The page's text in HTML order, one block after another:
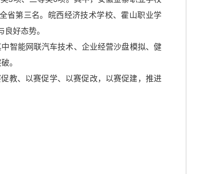
省第三名。皖西经济技术学校、霍山职业学
好态势。
智能网联汽车技术、企业经营沙盘模拟、健
。
教、以赛促学、以赛促改，以赛促建，推进